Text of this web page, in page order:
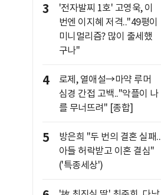
3
'전자발찌 1호' 고영욱, 이
번엔 이지혜 저격.."49평이
미니멀리즘? 많이 출세했
구나"
4
로제, 열애설→마약 루머
심경 간접 고백.."악플이 나
를 무너뜨려" [종합]
5
방은희 "두 번의 결혼 실패..
아들 허락받고 이혼 결심"
('특종세상')